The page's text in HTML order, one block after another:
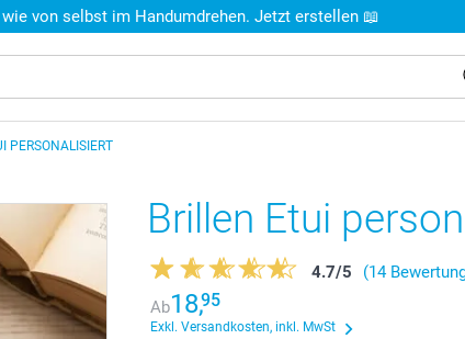
von selbst im Handumdrehen. Jetzt erstellen 📖
PERSONALISIERT
Brillen Etui
4.7/5
(14
Ab18,95
Exkl. Versandkosten, inkl. MwSt